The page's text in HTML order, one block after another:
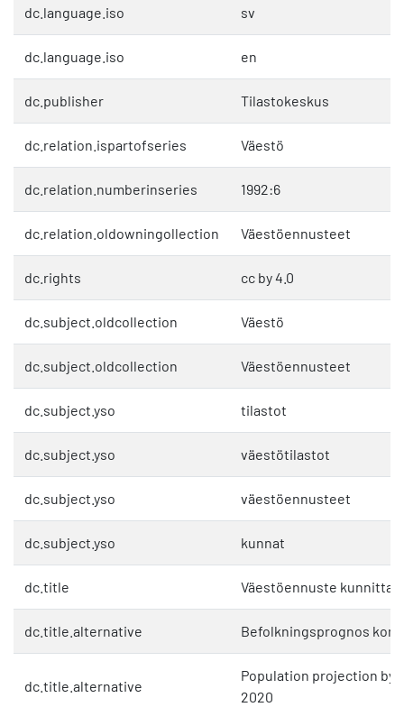
dc.language.iso sv
dc.language.iso en
dc.publisher Tilastokeskus
dc.relation.ispartofseries Väestö
dc.relation.numberinseries 1992:6
dc.relation.oldowningollection Väestöennusteet
dc.rights cc by 4.0
dc.subject.oldcollection Väestö
dc.subject.oldcollection Väestöennusteet
dc.subject.yso tilastot
dc.subject.yso väestötilastot
dc.subject.yso väestöennusteet
dc.subject.yso kunnat
dc.title Väestöennuste kunnittain
dc.title.alternative Befolkningsprognos
dc.title.alternative
Population projection by
2020